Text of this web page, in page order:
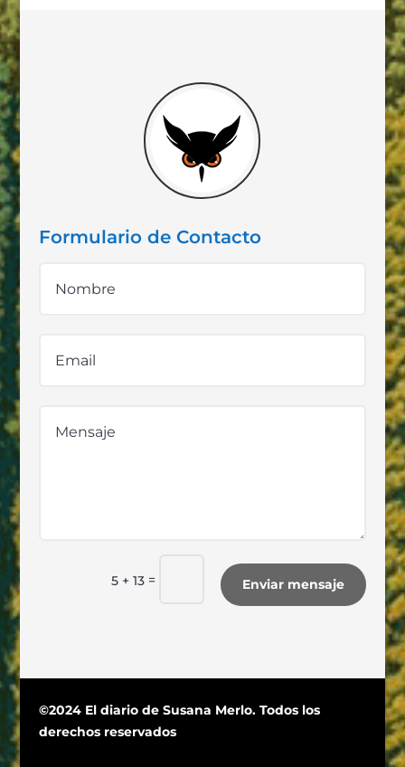
Formulario de Contacto
5 + 13 = Enviar mensaje
©2024 El diario de Susana Merlo. Todos los
derechos reservados